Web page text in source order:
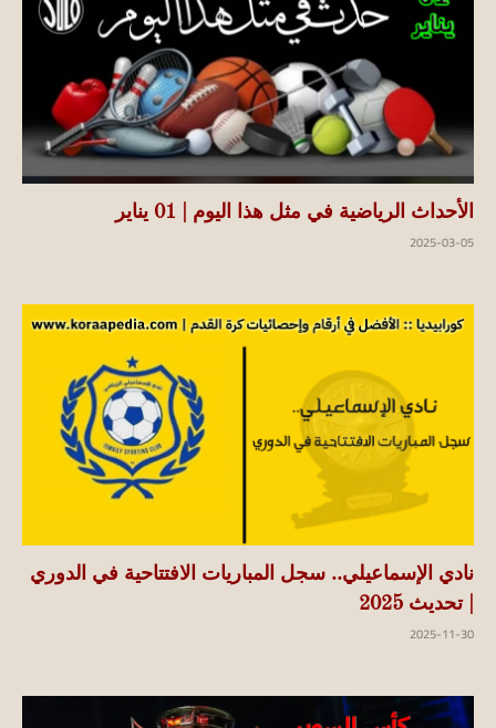
الأحداث الرياضية في مثل هذا اليوم | 01 يناير
2025-03-05
نادي الإسماعيلي.. سجل المباريات الافتتاحية في الدوري
| تحديث 2025
2025-11-30